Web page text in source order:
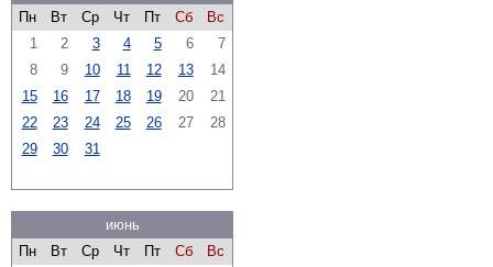
Пн
Вт Ср Чт Пт Сб
Вс
1
2 3 4 5 6
7
8
9 10 11 12 13
14
15
16 17 18 19 20
21
22
23 24 25 26 27
28
29
30 31
июнь
Пн
Вт Ср Чт Пт Сб
Вс